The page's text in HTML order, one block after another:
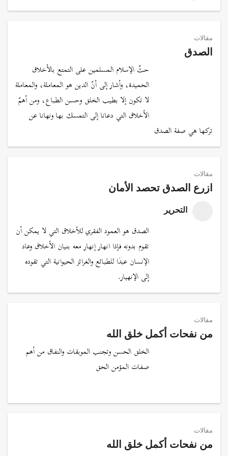
مقالات
الصدق
حثّ الإسلام المسلمين على التمتع بالأخلاق
الحميدة، وأشار إلى أنّ الدين هو المعاملة، والمعاملة
لا تكون إلا بطيب الخلق وحسن الطباع، ومن أهمّ
الأخلاق التي دعانا إلى التمسك بها ونهانا عن
تركها هي صفة الصدق
مقالات
ازرع الصدق تحصد الأمان
التحرير
الصدق هو العمود الفقري للأخلاق التي لا يمكن أن
تقوم بدونه فإذا انهار إنهار معه بنيان الأخلاق وعاد
الإنسان عبدَا للطبائع والغرائز الحيوانية التي تقوده
إلى الإنهيار.
مقالات
من نفحات أكمل خلق الله
الخلق الحسن وتجنب الموبقات والنفاق من أهم
صفات المؤمن الحق
مقالات
من نفحات أكمل خلق الله